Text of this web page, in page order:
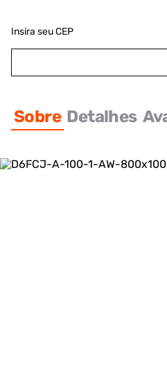
Insira seu CEP
Sobre Detalhes